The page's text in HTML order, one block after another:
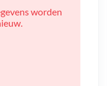
worden